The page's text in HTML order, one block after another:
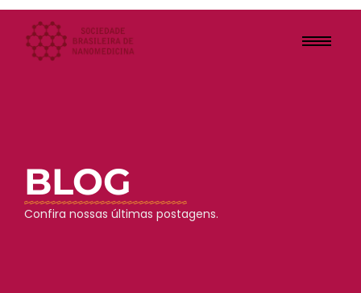
BLOG
Confira nossas últimas postagens.